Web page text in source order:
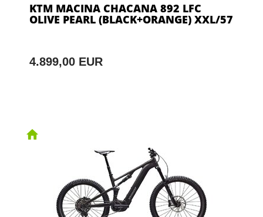
KTM MACINA CHACANA 892 LFC
OLIVE PEARL (BLACK+ORANGE) XXL/57
4.899,00 EUR